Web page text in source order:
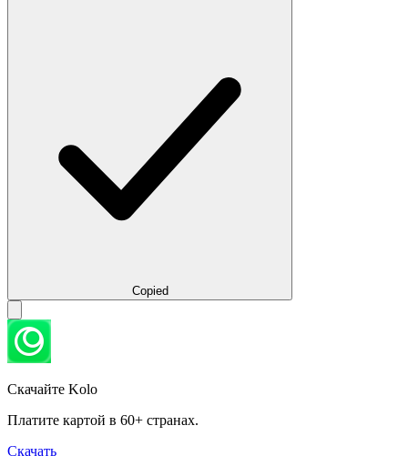
Copied
Скачайте Kolo
Платите картой в 60+ странах.
Скачать